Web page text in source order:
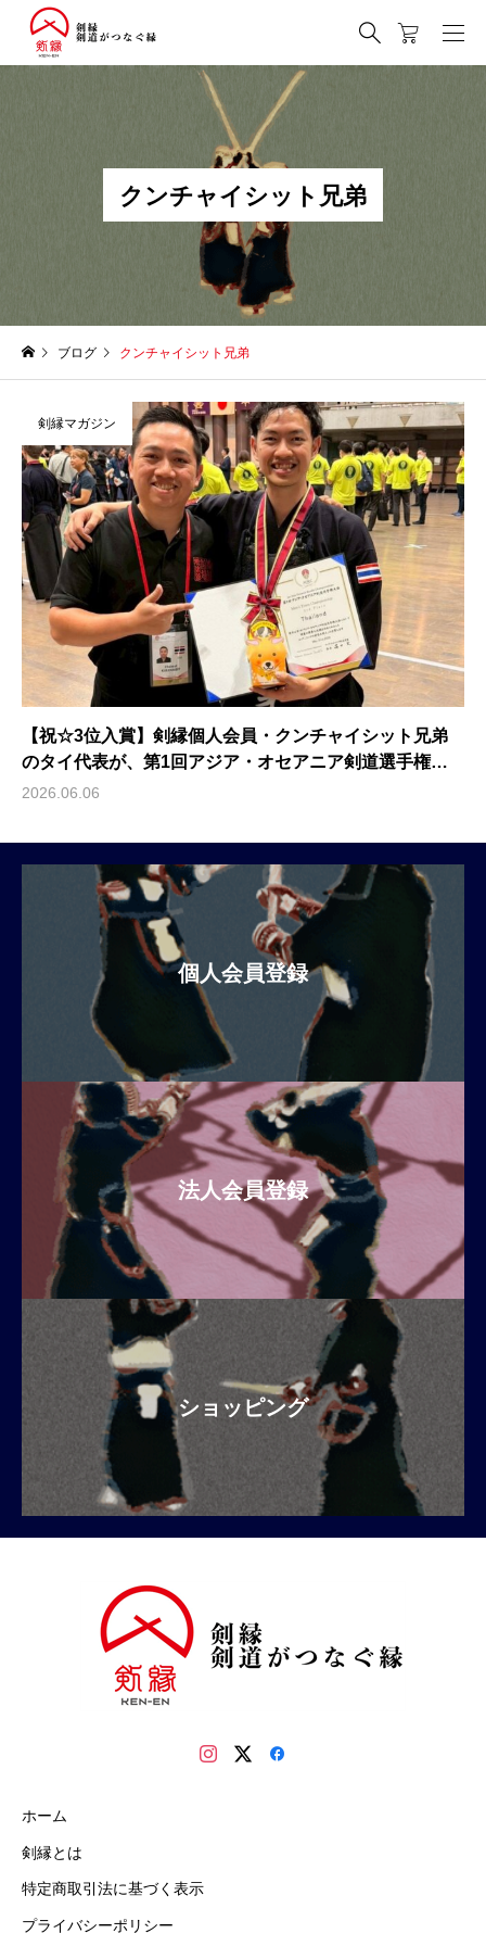
ク ンチャイ シッ ト 兄弟
ブログ クンチャイシット兄弟
【祝☆3位入賞】剣縁個人会員・クンチャイシット兄弟
のタイ代表が、第1回アジア・オセアニア剣道選手権大
会の男子団体戦で3位入賞！
2026.06.06
剣縁マガジン
個人会員登録
法人会員登録
ショッピング
ホーム
剣縁とは
特定商取引法に基づく表示
プライバシーポリシー